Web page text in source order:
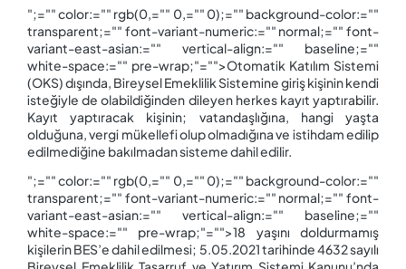
";="" color:="" rgb(0,="" 0,="" 0);="" background-color:=""
transparent;="" font-variant-numeric:="" normal;="" font-
variant-east-asian:="" vertical-align:="" baseline;=""
white-space:="" pre-wrap;"="">Otomatik Katılım Sistemi
(OKS) dışında, Bireysel Emeklilik Sistemine giriş kişinin kendi
isteğiyle de olabildiğinden dileyen herkes kayıt yaptırabilir.
Kayıt yaptıracak kişinin; vatandaşlığına, hangi yaşta
olduğuna, vergi mükellefi olup olmadığına ve istihdam edilip
edilmediğine bakılmadan sisteme dahil edilir.
";="" color:="" rgb(0,="" 0,="" 0);="" background-color:=""
transparent;="" font-variant-numeric:="" normal;="" font-
variant-east-asian:="" vertical-align:="" baseline;=""
white-space:="" pre-wrap;"="">18 yaşını doldurmamış
kişilerin BES’e dahil edilmesi; 5.05.2021 tarihinde 4632 sayılı